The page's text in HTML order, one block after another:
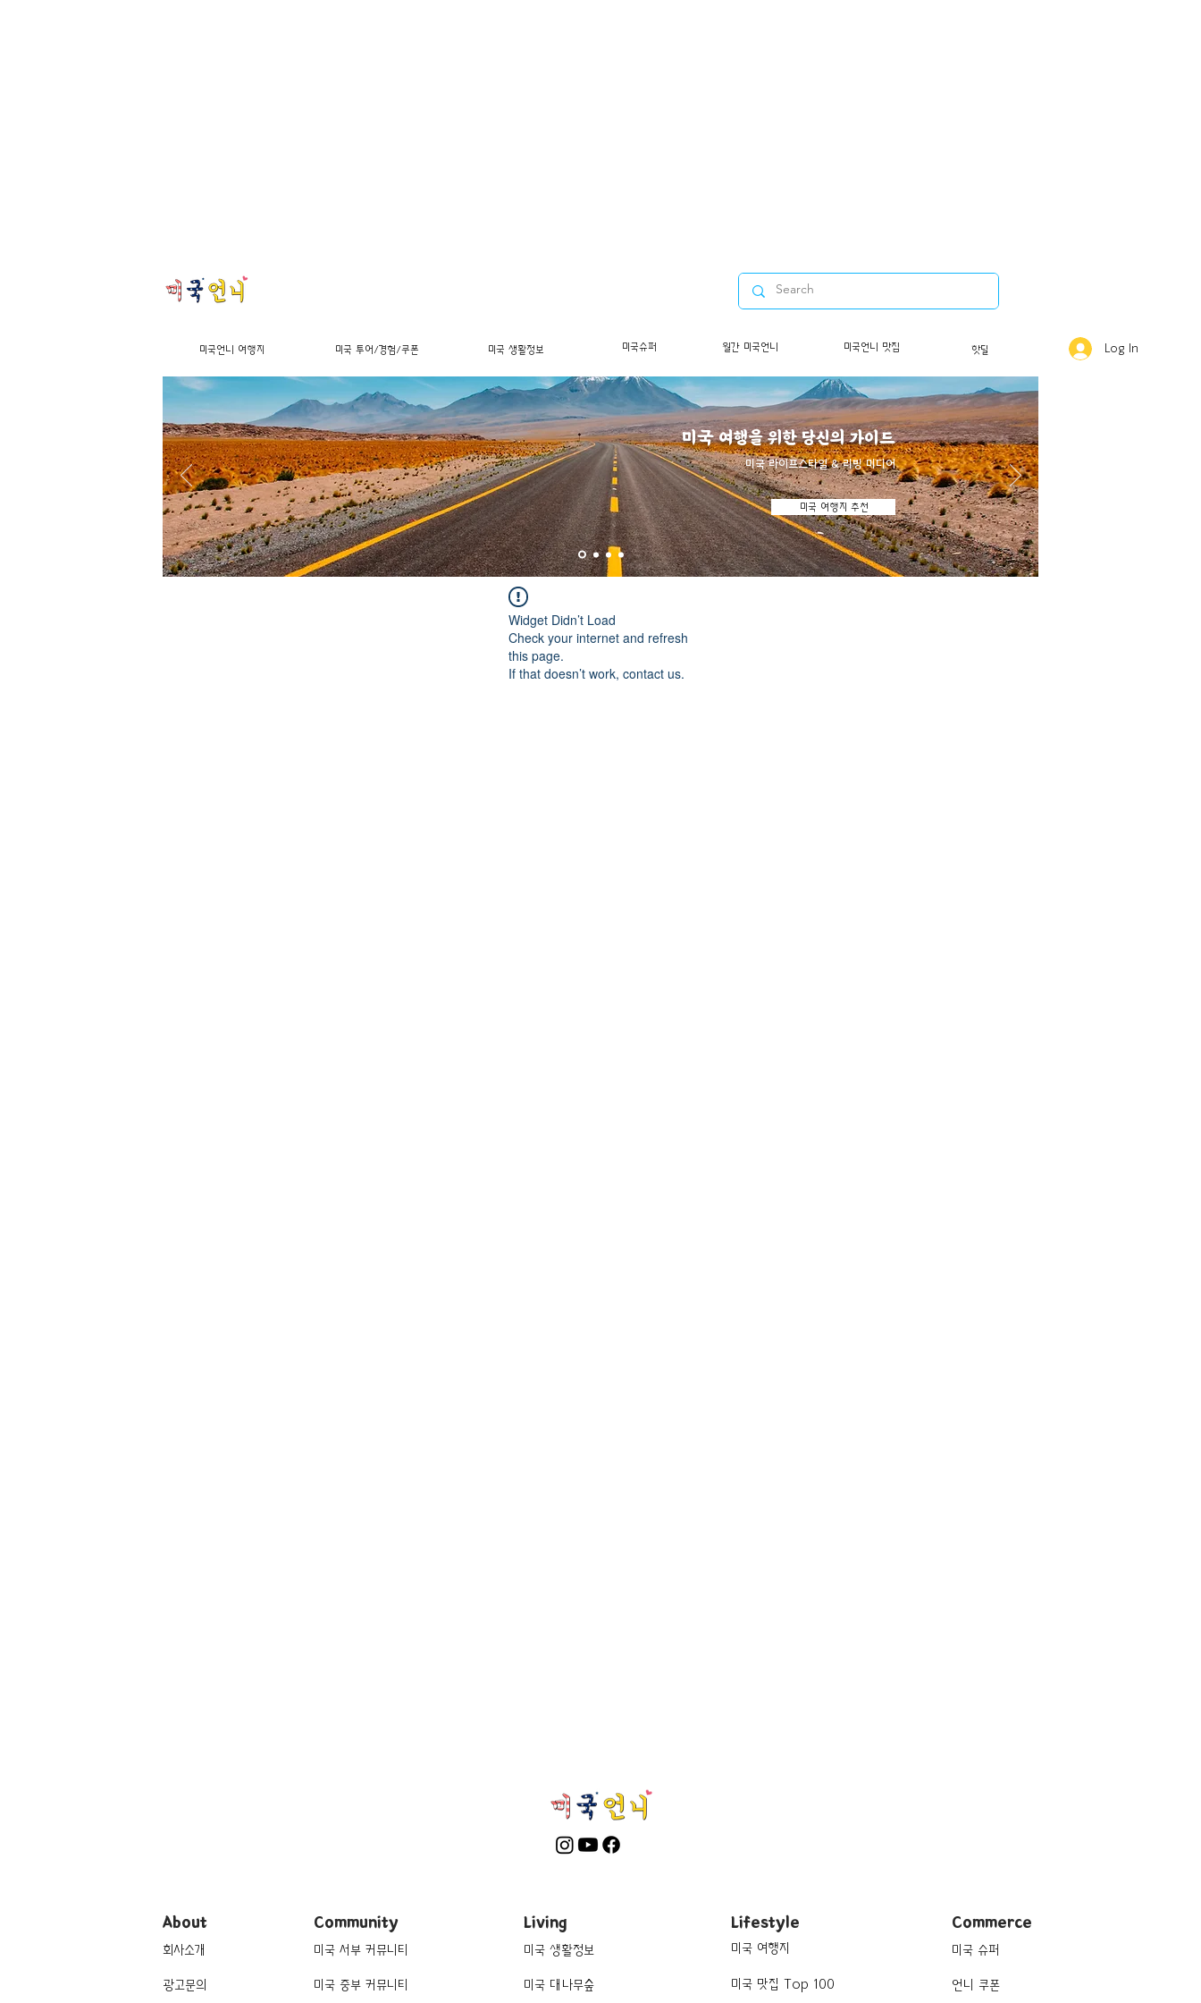
미국 여행을 위한 당신의 가이드
​미국 라이프스타일 & 리빙 미디어
미국 여행지 추천
Widget Didn’t Load
Check your internet and refresh
this page.
If that doesn’t work, contact us.
미국언니 여행지 미국 투어/경험/쿠폰 미국 생활정보 미국슈퍼 월간 미국언니 미국언니 맛집 핫딜 Log In
About
회사소개
광고문의
Community
미국 서부 커뮤니티
미국 중부 커뮤니티
Living
미국 생활정보
미국 대나무숲
Lifestyle
미국 여행지
미국 맛집 Top 100
Commerce
미국 슈퍼
언니 쿠폰